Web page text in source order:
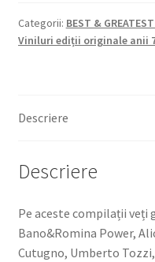
Categorii: BEST &
Viniluri ediții originale anii
Descriere
Descriere
Pe aceste compilații veți
Bano&Romina Power,
Cutugno, Umberto